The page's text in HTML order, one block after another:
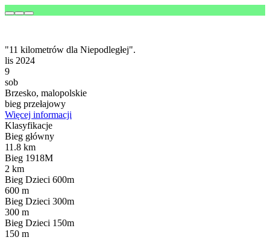
"11 kilometrów dla Niepodległej".
lis 2024
9
sob
Brzesko, malopolskie
bieg przełajowy
Więcej informacji
Klasyfikacje
Bieg główny
11.8 km
Bieg 1918M
2 km
Bieg Dzieci 600m
600 m
Bieg Dzieci 300m
300 m
Bieg Dzieci 150m
150 m